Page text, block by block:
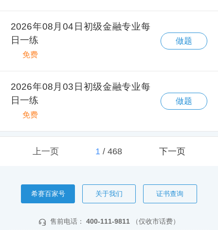
2026年08月04日初级金融专业每
日一练
免费
做题
2026年08月03日初级金融专业每
日一练
免费
做题
上一页 1/ 468 下一页
希赛百家号 关于我们 证书查询
售前电话： 400-111-9811 （仅收市话费）